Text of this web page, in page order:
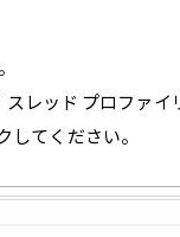
レッド プロファイ
てください。